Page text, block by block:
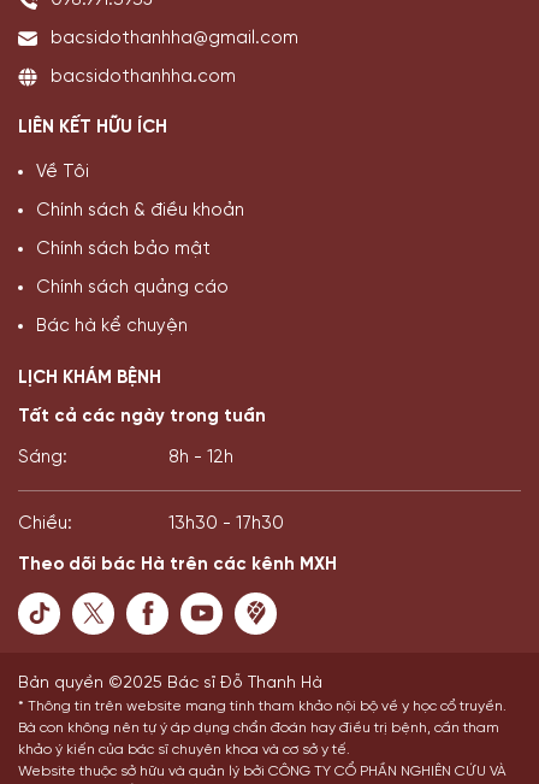
bacsidothanhha@gmail.com
bacsidothanhha.com
LIÊN KẾT HỮU ÍCH
Về Tôi
Chính sách & điều khoản
Chính sách bảo mật
Chính sách quảng cáo
Bác hà kể chuyện
LỊCH KHÁM BỆNH
Tất cả các ngày trong tuần
Sáng: 8h - 12h
Chiều: 13h30 - 17h30
Theo dõi bác Hà trên các kênh MXH
Bản quyền ©2025 Bác sĩ Đỗ Thanh Hà
* Thông tin trên website mang tính tham khảo nội bộ về y học cổ truyền.
Bà con không nên tự ý áp dụng chẩn đoán hay điều trị bệnh, cần tham
khảo ý kiến của bác sĩ chuyên khoa và cơ sở y tế.
Website thuộc sở hữu và quản lý bởi CÔNG TY CỔ PHẦN NGHIÊN CỨU VÀ